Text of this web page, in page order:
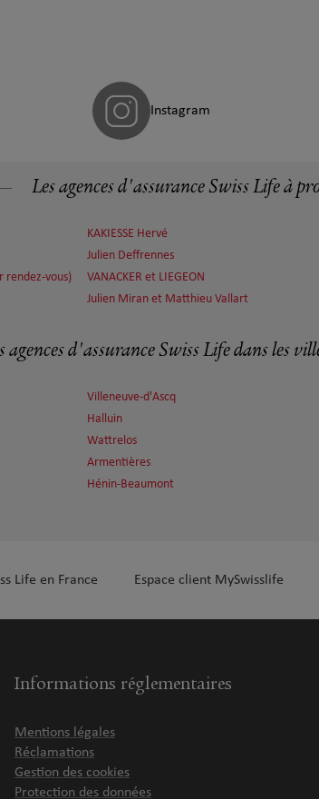
Instagram
Les agences d'assurance Swiss Life à
rendez-vous)
KAKIESSE Hervé
Julien Deffrennes
VANACKER et LIEGEON
Julien Miran et Matthieu Vallart
agences d'assurance Swiss Life dans les
Villeneuve-d'Ascq
Halluin
Wattrelos
Armentières
Hénin-Beaumont
Life en France Espace client MySwisslife
Informations réglementaires
Mentions légales
Réclamations
Gestion des cookies
Protection des données